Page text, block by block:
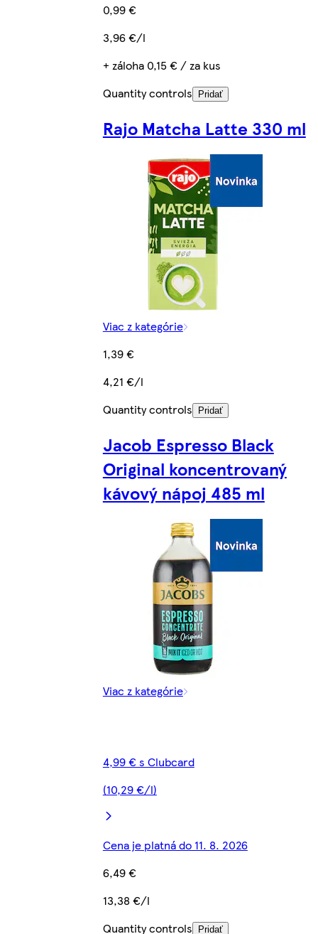
0,99 €
3,96 €/l
+ záloha 0,15 € / za kus
Quantity controls
Pridať
Rajo Matcha Latte 330 ml
Viac z kategórie
1,39 €
4,21 €/l
Quantity controls
Pridať
Jacob Espresso Black
Original koncentrovaný
kávový nápoj 485 ml
Viac z kategórie
4,99 € s Clubcard
(10,29 €/l)
Cena je platná do 11. 8. 2026
6,49 €
13,38 €/l
Quantity controls
Pridať